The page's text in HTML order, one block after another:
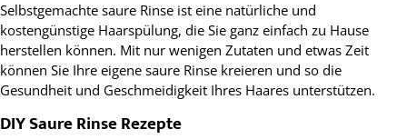
Selbstgemachte saure Rinse ist eine natürliche und
kostengünstige Haarspülung, die Sie ganz einfach zu Hause
herstellen können. Mit nur wenigen Zutaten und etwas Zeit
können Sie Ihre eigene saure Rinse kreieren und so die
Gesundheit und Geschmeidigkeit Ihres Haares unterstützen.
DIY Saure Rinse Rezepte